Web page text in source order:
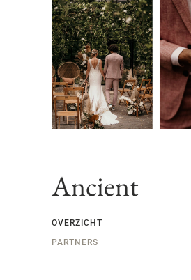
Ancient
OVERZICHT
PARTNERS